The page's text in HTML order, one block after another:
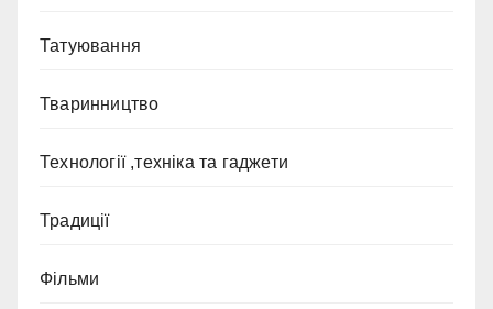
Татуювання
Тваринництво
Технології ,техніка та гаджети
Традиції
Фільми